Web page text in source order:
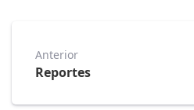
Anterior
Reportes